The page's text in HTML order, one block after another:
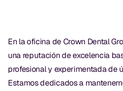
Tratamiento Periodontal
Programa Preventivo
Tratamiento de Conducto
En la oficina de Crown Dental
una reputación de excelencia
profesional y experimentada de
Estamos dedicados a